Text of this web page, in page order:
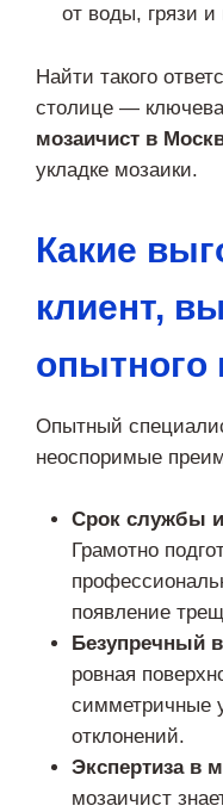
от воды, грязи и
Найти такого
столице —
мозаичист в
укладке мозаики.
Какие
клиент,
опытного
Опытный
неоспоримые
Срок службы
Грамотно
появление
Безупречный
ровная
симметричные
отклонений.
Экспертиза в
мозаичист